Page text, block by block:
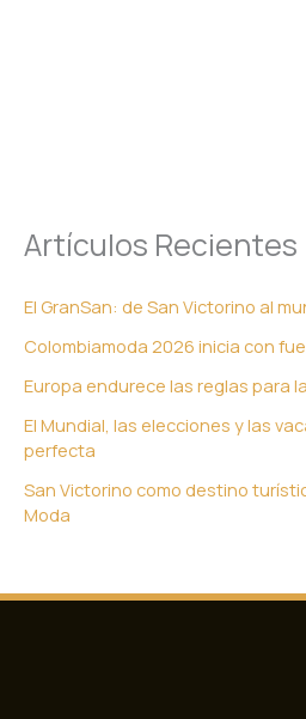
Artículos Recientes
El GranSan: de San Victorino al
Colombiamoda 2026 inicia con
Europa endurece las reglas para
El Mundial, las elecciones y las
perfecta
San Victorino como destino
Moda